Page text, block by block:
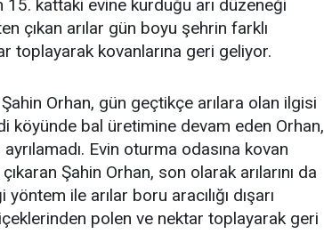
15. kattaki evine kurduğu arı düzeneği
çıkan arılar gün boyu şehrin farklı
toplayarak kovanlarına geri geliyor.
Orhan, gün geçtikçe arılara olan ilgisi
köyünde bal üretimine devam eden Orhan,
Evin oturma odasına kovan
Şahin Orhan, son olarak arılarını da
ile arılar boru aracılığı dışarı
polen ve nektar toplayarak geri